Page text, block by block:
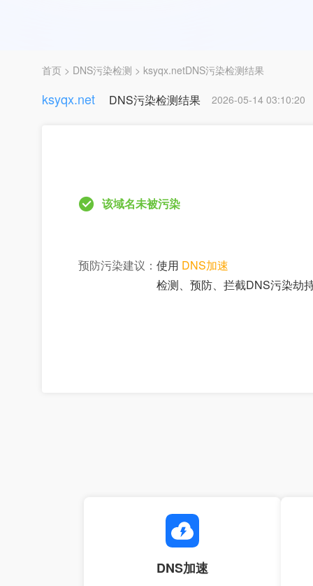
首页 > DNS污染检测 > ksyqx.netDNS污染检测结果
ksyqx.net DNS污染检测结果 2026-05-14 03:10:20
该域名未被污染
预防污染建议： 使用 DNS加速
检测、预防、拦截DNS污染劫
DNS加速